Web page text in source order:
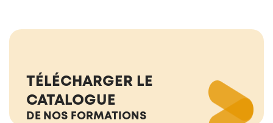
TÉLÉCHARGER LE
CATALOGUE
DE NOS FORMATIONS